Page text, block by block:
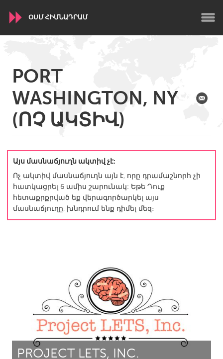
ՕՍՄ ՀԻՄՆԱԴՐԱՄ
Conservation and Climate
Dragon Dreaming
On the Water
ARMENIA
Javakhk
Yerevan
AUSTRALIA
Adelaide
Fleurieu
Lake Mac
Lower Hunter
Newcastle
Sydney
New Glasgow
Ottawa
South Shore
Toronto
MALAYSIA
Kuala Lumpur
PORT
WASHINGTON, NY
(ՈՉ ԱԿՏԻՎ)
Այս մասնաճյուղն ակտիվ չէ:
Ոչ ակտիվ մասնաճյուղն այն է, որը դրամաշնորհ չի
հատկացրել 6 ամիս շարունակ: Եթե Դուք
հետաքրքրված եք վերագործարկել այս
մասնաճյուղը, խնդրում ենք դիմել մեզ։
PROJECT LETS, INC.